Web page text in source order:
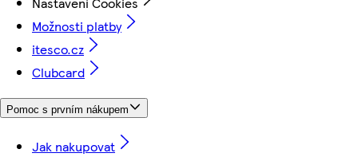
Možnosti platby
itesco.cz
Clubcard
Pomoc s prvním nákupem
Jak nakupovat